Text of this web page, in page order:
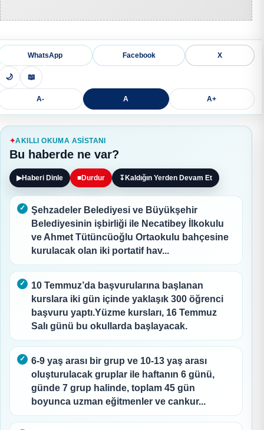
WhatsApp Facebook X
🌙 📖
A- A A+
AKILLI OKUMA ASISTANI
Bu haberde ne var?
▶Haberi Dinle ■Durdur ↧Kaldığın Yerden Devam Et
Şehzadeler Belediyesi ve Büyükşehir
Belediyesinin işbirliği ile Necatibey İlkokulu
ve Ahmet Tütüncüoğlu Ortaokulu bahçesine
kurulacak olan iki portatif hav...
10 Temmuz’da başvurularına başlanan
kurslara iki gün içinde yaklaşık 300 öğrenci
başvuru yaptı.Yüzme kursları, 16 Temmuz
Salı günü bu okullarda başlayacak.
6-9 yaş arası bir grup ve 10-13 yaş arası
oluşturulacak gruplar ile haftanın 6 günü,
günde 7 grup halinde, toplam 45 gün
boyunca uzman eğitmenler ve cankur...